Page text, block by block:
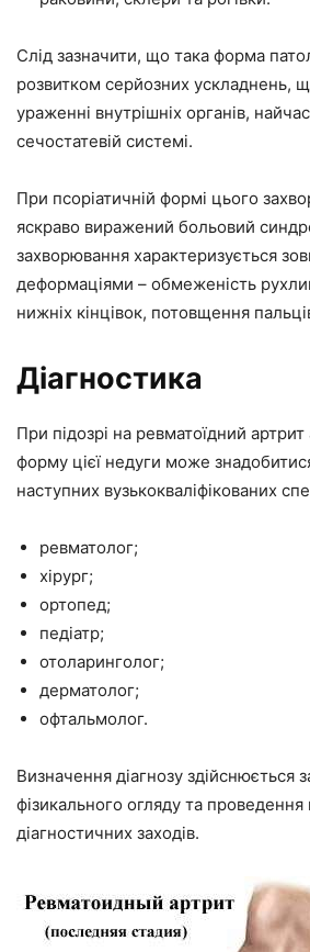
Слід зазначити, що така форма
розвитком серйозних ускладнень,
ураженні внутрішніх органів,
сечостатевій системі.
При псоріатичній формі цього
яскраво виражений больовий
захворювання характеризується
деформаціями – обмеженість
нижніх кінцівок, потовщення
Діагностика
При підозрі на ревматоїдний
форму цієї недуги може
наступних вузькокваліфікованих
ревматолог;
хірург;
ортопед;
педіатр;
отоларинголог;
дерматолог;
офтальмолог.
Визначення діагнозу здійснюється
фізикального огляду та проведення
діагностичних заходів.